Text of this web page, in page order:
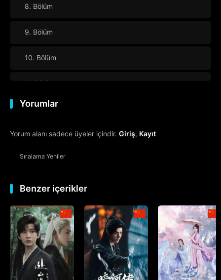
8. Bölüm
9. Bölüm
10. Bölüm
11. Bölüm
12. Bölüm
13. Bölüm
14. Bölüm
15. Bölüm
16. Bölüm
17. Bölüm
18. Bölüm
Yorumlar
Yorum alanı sadece üyeler içindir. Giriş, Kayıt
Sıralama Yeniler
Benzer içerikler